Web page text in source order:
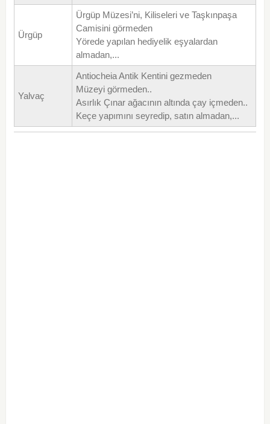
Ürgüp
Ürgüp Müzesi’ni, Kiliseleri ve Taşkınpaşa
Camisini görmeden
Yörede yapılan hediyelik eşyalardan
almadan,...
Yalvaç
Antiocheia Antik Kentini gezmeden
Müzeyi görmeden..
Asırlık Çınar ağacının altında çay içmeden..
Keçe yapımını seyredip, satın almadan,...